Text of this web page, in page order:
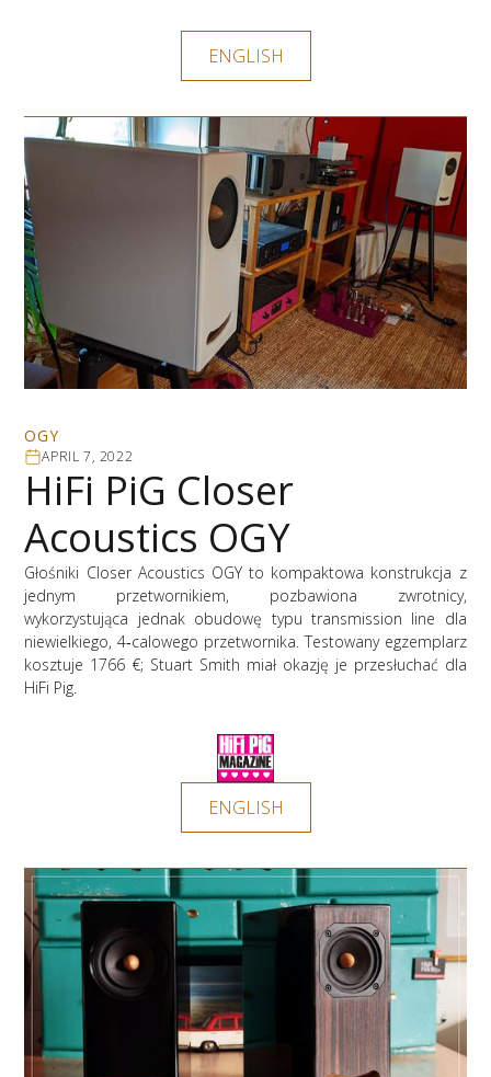
ENGLISH
OGY
APRIL 7, 2022
HiFi PiG Closer
Acoustics OGY
Głośniki Closer Acoustics OGY to kompaktowa konstrukcja z
jednym przetwornikiem, pozbawiona zwrotnicy,
wykorzystująca jednak obudowę typu transmission line dla
niewielkiego, 4‑calowego przetwornika. Testowany egzemplarz
kosztuje 1766 €; Stuart Smith miał okazję je przesłuchać dla
HiFi Pig.
ENGLISH